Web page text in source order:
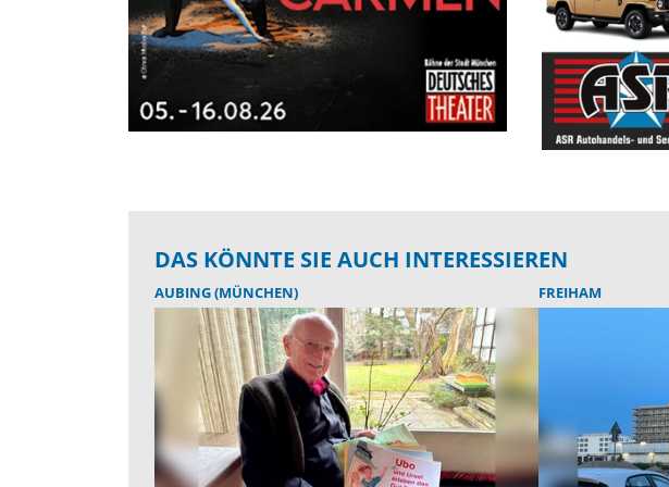
DAS KÖNNTE SIE AUCH INTERESSIEREN
AUBING (MÜNCHEN) FREIHAM